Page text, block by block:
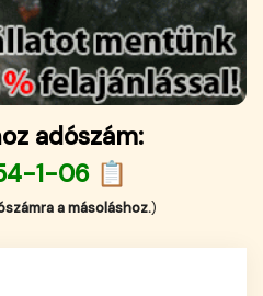
adószám:
1-06 📋
a másoláshoz.)